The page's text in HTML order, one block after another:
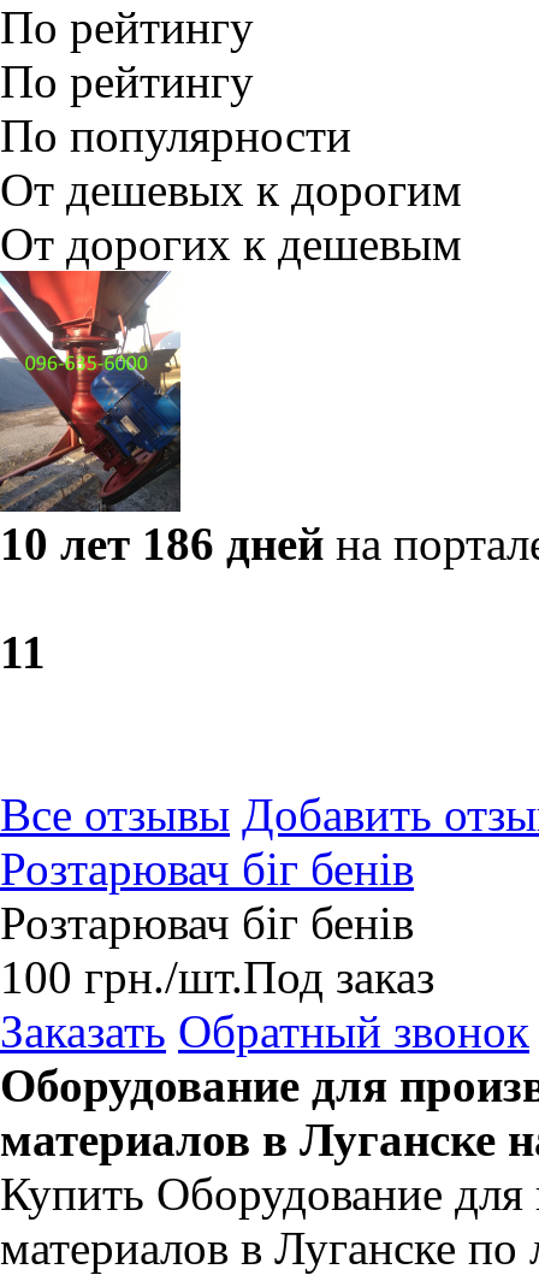
По рейтингу
По рейтингу
По популярности
От дешевых к дорогим
От дорогих к дешевым
10 лет 186 дней на
11
Все отзывы Добавить
Розтарювач біг бенів
Розтарювач біг бенів
100 грн./шт.Под заказ
Заказать Обратный звонок
Оборудование для
материалов в Луганске
Купить Оборудование для
материалов в Луганске